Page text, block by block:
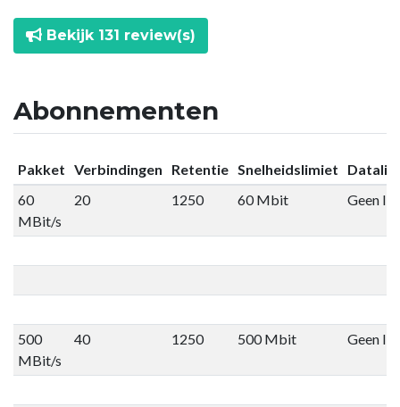
Bekijk 131 review(s)
Abonnementen
Pakket Verbindingen Retentie Snelheidslimiet
60
MBit/s
20 1250 60 Mbit Geen
500
MBit/s
40 1250 500 Mbit Geen